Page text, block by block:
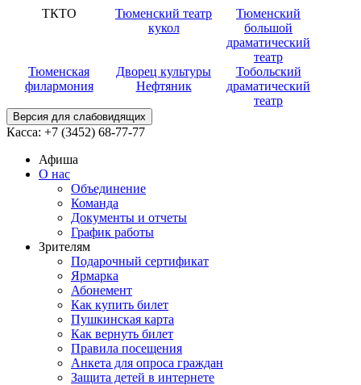
ТКТО
Тюменский театр
кукол
Тюменский
большой
драматический
театр
Тюменская
филармония
Дворец культуры
Нефтяник
Тобольский
драматический
театр
Версия для слабовидящих
Касса: +7 (3452) 68-77-77
Афиша
О нас
Объединение
Команда
Документы и отчеты
График работы
Зрителям
Подарочный сертификат
Ярмарка
Абонемент
Как купить билет
Пушкинская карта
Как вернуть билет
Правила посещения
Анкета для опроса граждан
Защита детей в интернете